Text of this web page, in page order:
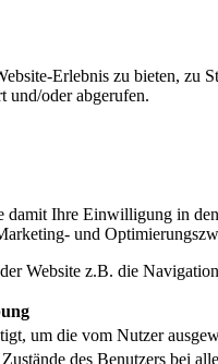
Erlebnis zu bieten,
und/oder abgerufen.
damit Ihre Einwilligung in
und
Website z.B. die
um die vom Nutzer
des Benutzers bei